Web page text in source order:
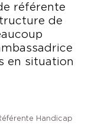
référente
de
en situation
Handicap